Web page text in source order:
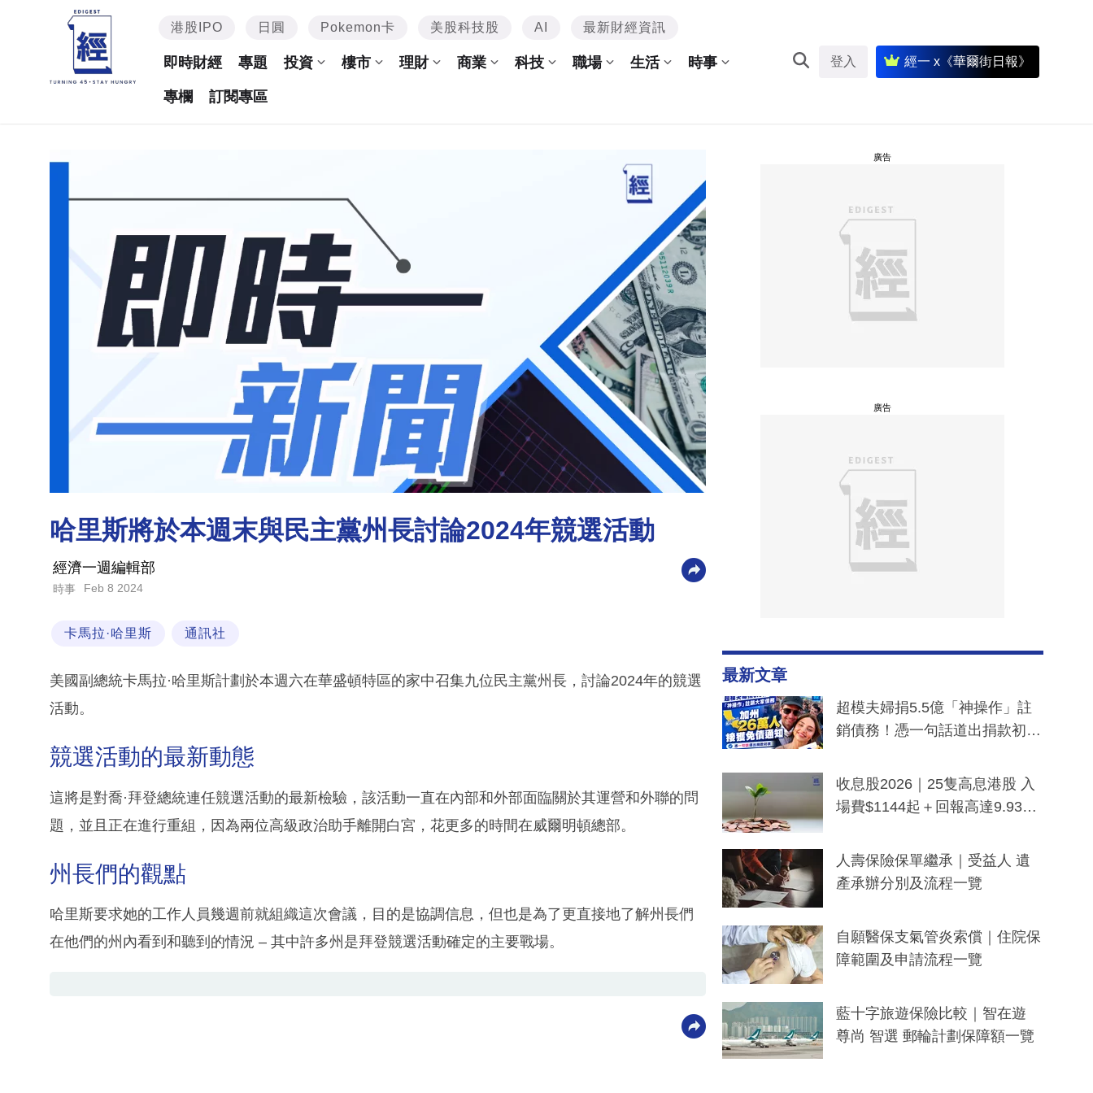
港股IPO 日圓 Pokemon卡 美股科技股 AI 最新財經資訊
即時財經 專題 投資 樓市 理財 商業 科技 職場 生活 時事
專欄 訂閱專區
登入 經一 x《華爾街日報》
哈里斯將於本週末與民主黨州長討論2024年競選活動
經濟一週編輯部
時事 Feb 8 2024
卡馬拉·哈里斯 通訊社
美國副總統卡馬拉·哈里斯計劃於本週六在華盛頓特區的家中召集九位民主黨州長，討論2024年的競選
活動。
競選活動的最新動態
這將是對喬·拜登總統連任競選活動的最新檢驗，該活動一直在內部和外部面臨關於其運營和外聯的問
題，並且正在進行重組，因為兩位高級政治助手離開白宮，花更多的時間在威爾明頓總部。
州長們的觀點
哈里斯要求她的工作人員幾週前就組織這次會議，目的是協調信息，但也是為了更直接地了解州長們
在他們的州內看到和聽到的情況 – 其中許多州是拜登競選活動確定的主要戰場。
廣告
廣告
最新文章
超模夫婦捐5.5億「神操作」註
銷債務！憑一句話道出捐款初
一度被誤當詐騙手段
收息股2026｜25隻高息港股 入
場費$1144起＋回報高達9.93
人壽保險保單繼承｜受益人 遺
產承辦分別及流程一覽
自願醫保支氣管炎索償｜住院保
障範圍及申請流程一覽
藍十字旅遊保險比較｜智在遊
尊尚 智選 郵輪計劃保障額一覽